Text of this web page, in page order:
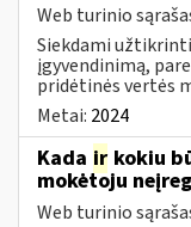
Web turinio
Siekdami
įgyvendinimą,
pridėtinės vertės
Metai: 2024
Kada ir kokiu
mokėtoju
Web turinio